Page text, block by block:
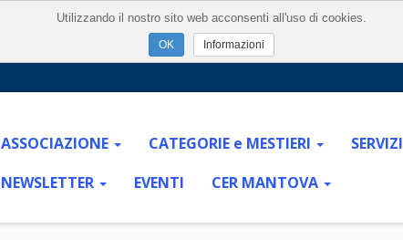
ASSOCIAZIONE CATEGORIE e MESTIERI SERVIZI
NEWSLETTER
EVENTI CER MANTOVA
Utilizzando il nostro sito web acconsenti all'uso di cookies.
Informazioni